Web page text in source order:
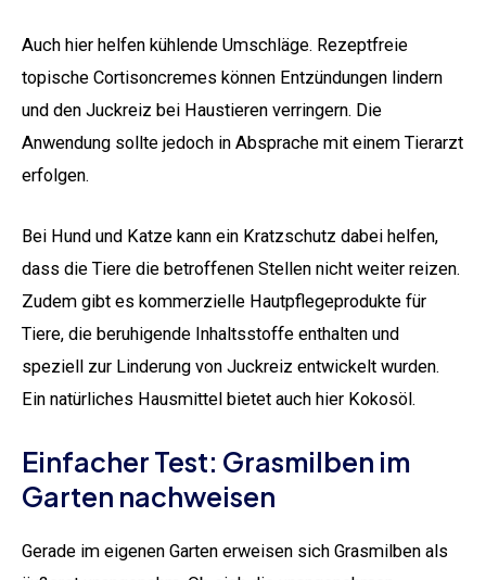
Auch hier helfen kühlende Umschläge. Rezeptfreie
topische Cortisoncremes können Entzündungen lindern
und den Juckreiz bei Haustieren verringern. Die
Anwendung sollte jedoch in Absprache mit einem Tierarzt
erfolgen.
Bei Hund und Katze kann ein Kratzschutz dabei helfen,
dass die Tiere die betroffenen Stellen nicht weiter reizen.
Zudem gibt es kommerzielle Hautpflegeprodukte für
Tiere, die beruhigende Inhaltsstoffe enthalten und
speziell zur Linderung von Juckreiz entwickelt wurden.
Ein natürliches Hausmittel bietet auch hier Kokosöl.
Einfacher Test: Grasmilben im
Garten nachweisen
Gerade im eigenen Garten erweisen sich Grasmilben als